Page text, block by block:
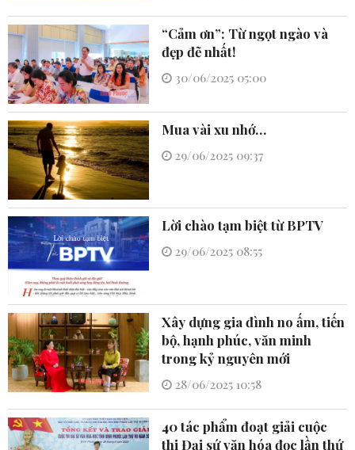
“Cảm ơn”: Từ ngọt ngào và
đẹp đẽ nhất!
30/06/2025 05:00
Mua vài xu nhớ…
29/06/2025 09:37
Lời chào tạm biệt từ BPTV
29/06/2025 08:55
Xây dựng gia đình no ấm, tiến
bộ, hạnh phúc, văn minh
trong kỷ nguyên mới
28/06/2025 10:58
40 tác phẩm đoạt giải cuộc
thi Đại sứ văn hóa đọc lần thứ